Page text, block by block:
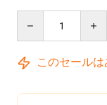
このセールは